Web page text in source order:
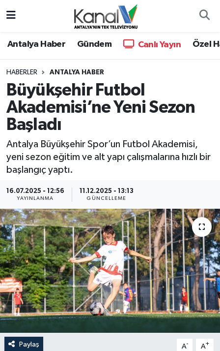
Antalya Haber Gündem Canlı Yayın Özel
HABERLER ANTALYA HABER
Büyükşehir Futbol
Akademisi’ne Yeni Sezon
Başladı
Antalya Büyükşehir Spor’un Futbol Akademisi,
yeni sezon eğitim ve alt yapı çalışmalarına hızlı bir
başlangıç yaptı.
16.07.2025 - 12:56
YAYINLANMA
11.12.2025 - 13:13
GÜNCELLEME
Paylaş A- A+
Antalya Haber
Dünya
Eğitim
Gündem
Günün Manşetleri
Haber Kuşakları
Haberler
KANALV Spor
Kültür Sanat
Magazin
Öğle Bülteni
Hava Durumu
Trafik Durumu
Süper Lig Puan Durumu ve Fikstür
Son Dakika Haberleri
Haber Arşivi